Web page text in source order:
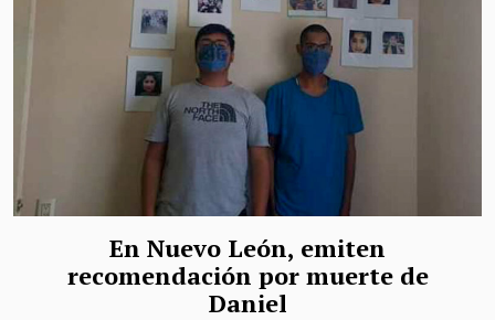
En Nuevo León, emiten
recomendación por muerte de
Daniel